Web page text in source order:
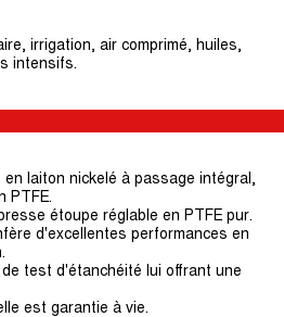
irrigation, air comprimé, huiles,
intensifs.
laiton nickelé à passage intégral,
PTFE.
étoupe réglable en PTFE pur.
d'excellentes performances en
test d'étanchéité lui offrant une
est garantie à vie.